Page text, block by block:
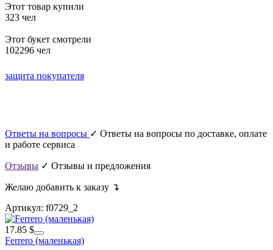
Этот товар купили
323 чел
Этот букет смотрели
102296 чел
защита покупателя
Ответы на вопросы ✓ Ответы на вопросы по доставке, оплате
и работе сервиса
Отзывы ✓ Отзывы и предложения
Желаю добавить к заказу ↴
Артикул: f0729_2
17.85 $
Ferrero (маленькая)